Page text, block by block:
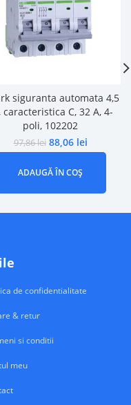
siguranta automata 4,5
caracteristica C, 32 A, 4-
poli, 102202
97,86lei 88,06 lei
ADAUGĂ ÎN COȘ
de confidentialitate
& retur
si conditii
meu